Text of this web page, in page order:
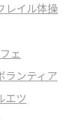
レイル体操
ェ
ランティア
エツ